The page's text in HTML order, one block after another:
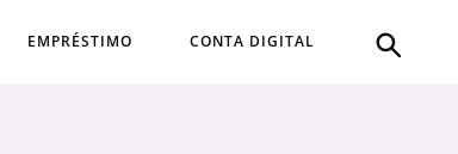
EMPRÉSTIMO CONTA DIGITAL